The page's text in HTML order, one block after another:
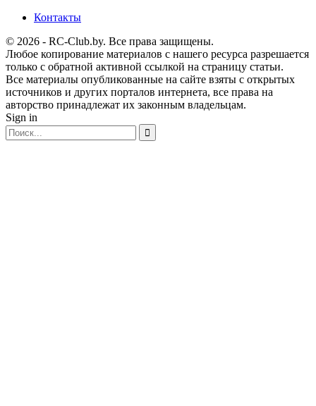
Контакты
© 2026 - RC-Club.by. Все права защищены.
Любое копирование материалов с нашего ресурса разрешается
только с обратной активной ссылкой на страницу статьи.
Все материалы опубликованные на сайте взяты с открытых
источников и других порталов интернета, все права на
авторство принадлежат их законным владельцам.
Sign in